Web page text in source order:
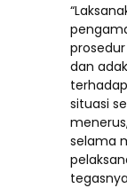
dan
situasi
selama